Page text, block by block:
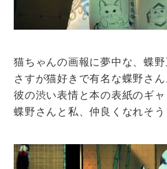
猫ちゃんの画報に夢中な、蝶野
さすが猫好きで有名な蝶野さん
彼の渋い表情と本の表紙のギャ
蝶野さんと私、仲良くなれそ